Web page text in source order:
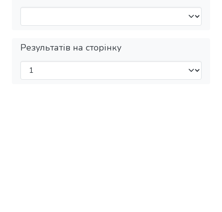
Результатів на сторінку